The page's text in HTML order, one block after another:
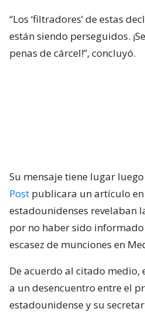
“Los ‘filtradores’ de estas
están siendo perseguidos.
penas de cárcel!”, concluyó.
Su mensaje tiene lugar
Post publicara un artículo
estadounidenses revelaban
por no haber sido
escasez de munciones en
De acuerdo al citado medio,
a un desencuentro entre el
estadounidense y su